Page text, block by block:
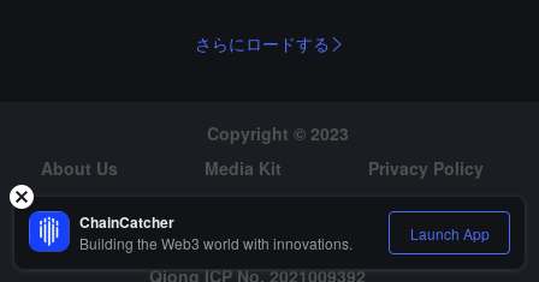
最近の価格動向が投資家の参加度の向上によりより多くの支援を得
段階に入る可能性がある。先物市場の状況も似ており、リスク選好
活発化し、投資家がより多くのリスクを取る意欲を示している；永
続契約 CVD は急上昇し、強気の勢いが続いていることを示してい
る。しかし、強気資金の支払いが減少しており、市場が弱気に転じ
ていることを示しており、強気の感情がやや弱まっている可能性が
さらにロードする
Copyright © 2023
About Us
Media Kit
Privacy Policy
Risk Warning
Hiring
Qiong ICP No. 2021009392
ChainCatcher
Building the Web3 world with innovations. Launch App